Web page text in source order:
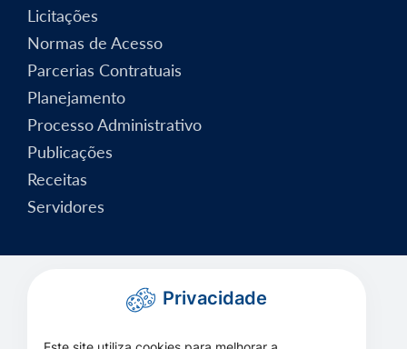
Licitações
Normas de Acesso
Parcerias Contratuais
Planejamento
Processo Administrativo
Publicações
Receitas
Servidores
Privacidade